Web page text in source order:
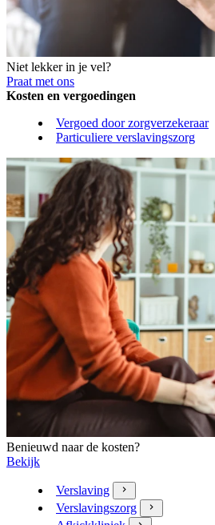
Niet lekker in je vel?
Praat met ons
Kosten en vergoedingen
Vergoed door zorgverzekeraar
Particuliere verslavingszorg
Benieuwd naar de kosten?
Bekijk
Verslaving
Verslavingszorg